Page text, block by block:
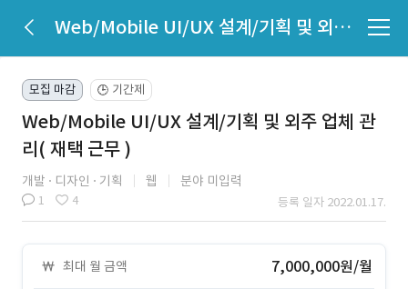
Web/Mobile UI/UX 설계/기획 및 외주 업체 관리( 재택 근무 )
모집 마감 🕒 기간제
Web/Mobile UI/UX 설계/기획 및 외주 업체 관
리( 재택 근무 )
개발 디자인 기획 웹 분야 미입력
1 4 등록 일자 2022.01.17.
최대 월 금액 7,000,000원/월